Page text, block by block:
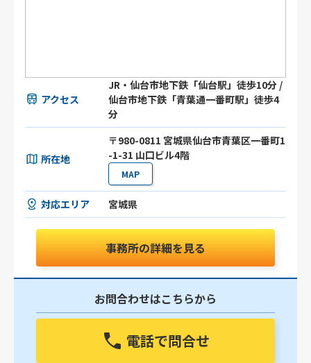
アクセス
JR・仙台市地下鉄「仙台駅」徒歩10分 /
仙台市地下鉄「青葉通一番町駅」徒歩4
分
所在地
〒980-0811 宮城県仙台市青葉区一番町1
-1-31 山口ビル4階
MAP
対応エリア 宮城県
事務所の詳細を見る
お問合わせはこちらから
電話で問合せ